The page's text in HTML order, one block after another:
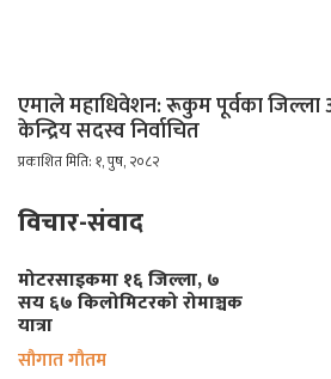
एमाले महाधिवेशन: रूकुम पूर्वका जिल्ला
केन्द्रिय सदस्व निर्वाचित
प्रकाशित मिति: १, पुष, २०८२
विचार-संवाद
मोटरसाइकमा १६ जिल्ला, ७
सय ६७ किलोमिटरको रोमाञ्चक
यात्रा
सौगात गौतम